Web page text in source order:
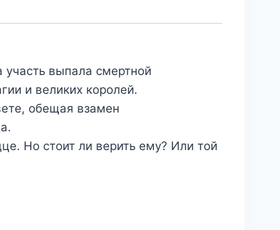
выпала смертной
и великих королей.
обещая взамен
Но стоит ли верить ему? Или той